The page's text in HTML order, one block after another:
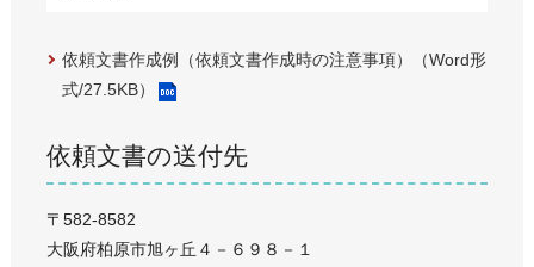
依頼文書作成例（依頼文書作成時の注意事項）（Word形
式/27.5KB）
依頼文書の送付先
〒582-8582
大阪府柏原市旭ヶ丘４－６９８－１